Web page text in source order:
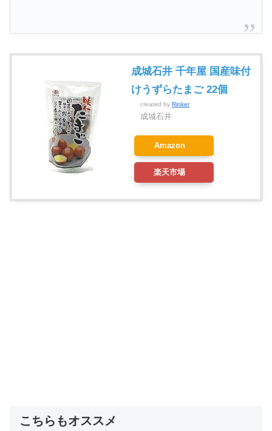
成城石井 千年屋 国産味付
けうずらたまご 22個
created by Rinker
成城石井
Amazon
楽天市場
こちらもオススメ